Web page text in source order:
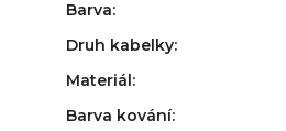
Barva:
Druh kabelky:
Materiál:
Barva kování: